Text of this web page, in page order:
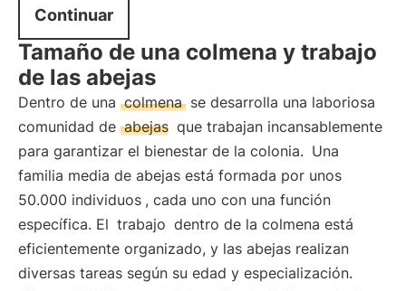
Continuar
Tamaño de una colmena y trabajo
de las abejas
Dentro de una colmena se desarrolla una laboriosa
comunidad de abejas que trabajan incansablemente
para garantizar el bienestar de la colonia. Una
familia media de abejas está formada por unos
50.000 individuos , cada uno con una función
específica. El trabajo dentro de la colmena está
eficientemente organizado, y las abejas realizan
diversas tareas según su edad y especialización.